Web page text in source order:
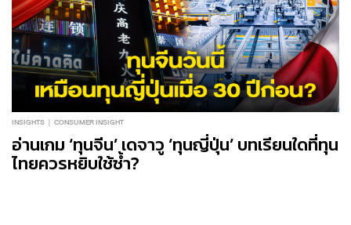
INSIGHTS CONSUMER INSIGHT
อ่านเกม ‘ทุนจีน’ เดจาวู ‘ทุนญี่ปุ่น’ บทเรียนใดที่ทุน
ไทยควรหยิบใช้ซ้ำ?